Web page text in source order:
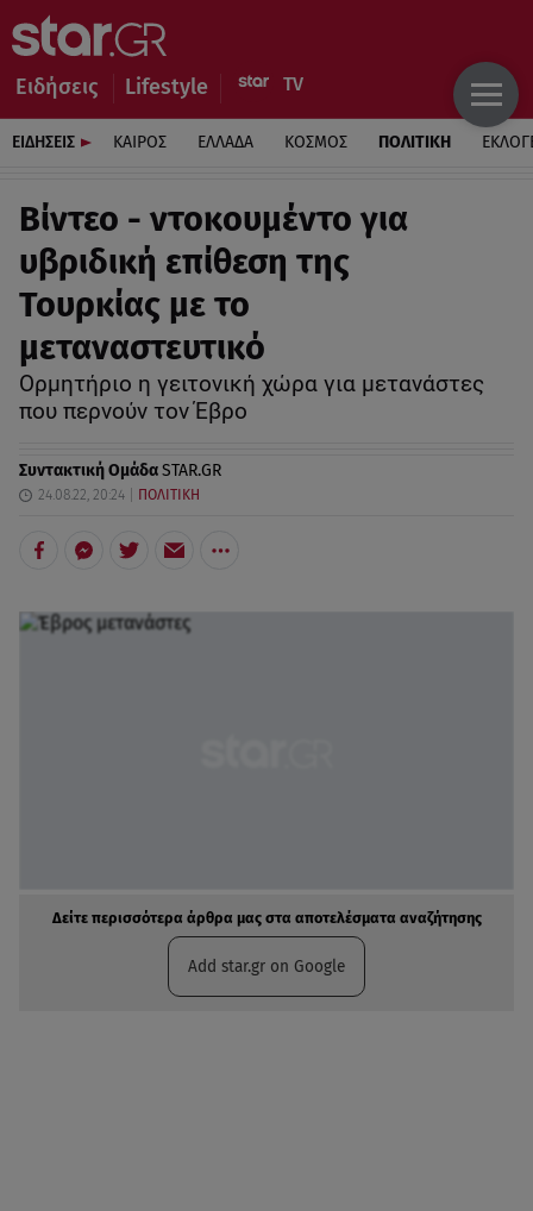
Ειδήσεις Lifestyle
ΕΙΔΗΣΕΙΣ ΚΑΙΡΟΣ ΕΛΛΑΔΑ ΚΟΣΜΟΣ ΠΟΛΙΤΙΚΗ
Βίντεο - ντοκουμέντο για
υβριδική επίθεση της
Τουρκίας με το
μεταναστευτικό
Ορμητήριο η γειτονική χώρα για μετανάστες
που περνούν τον Έβρο
Συντακτική ΟμάδαSTAR.GR
24.08.22, 20:24 ΠΟΛΙΤΙΚΗ
Δείτε περισσότερα άρθρα μας στα αποτελέσματα αναζήτησης
Add star.gr on Google